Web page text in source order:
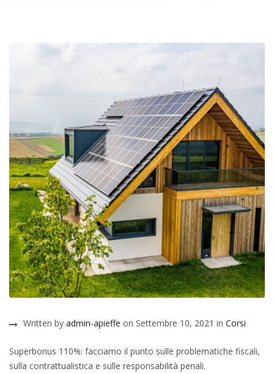
Written by admin-apieffe on Settembre 10, 2021 in Corsi
Superbonus 110%: facciamo il punto sulle problematiche fiscali,
sulla contrattualistica e sulle responsabilità penali.